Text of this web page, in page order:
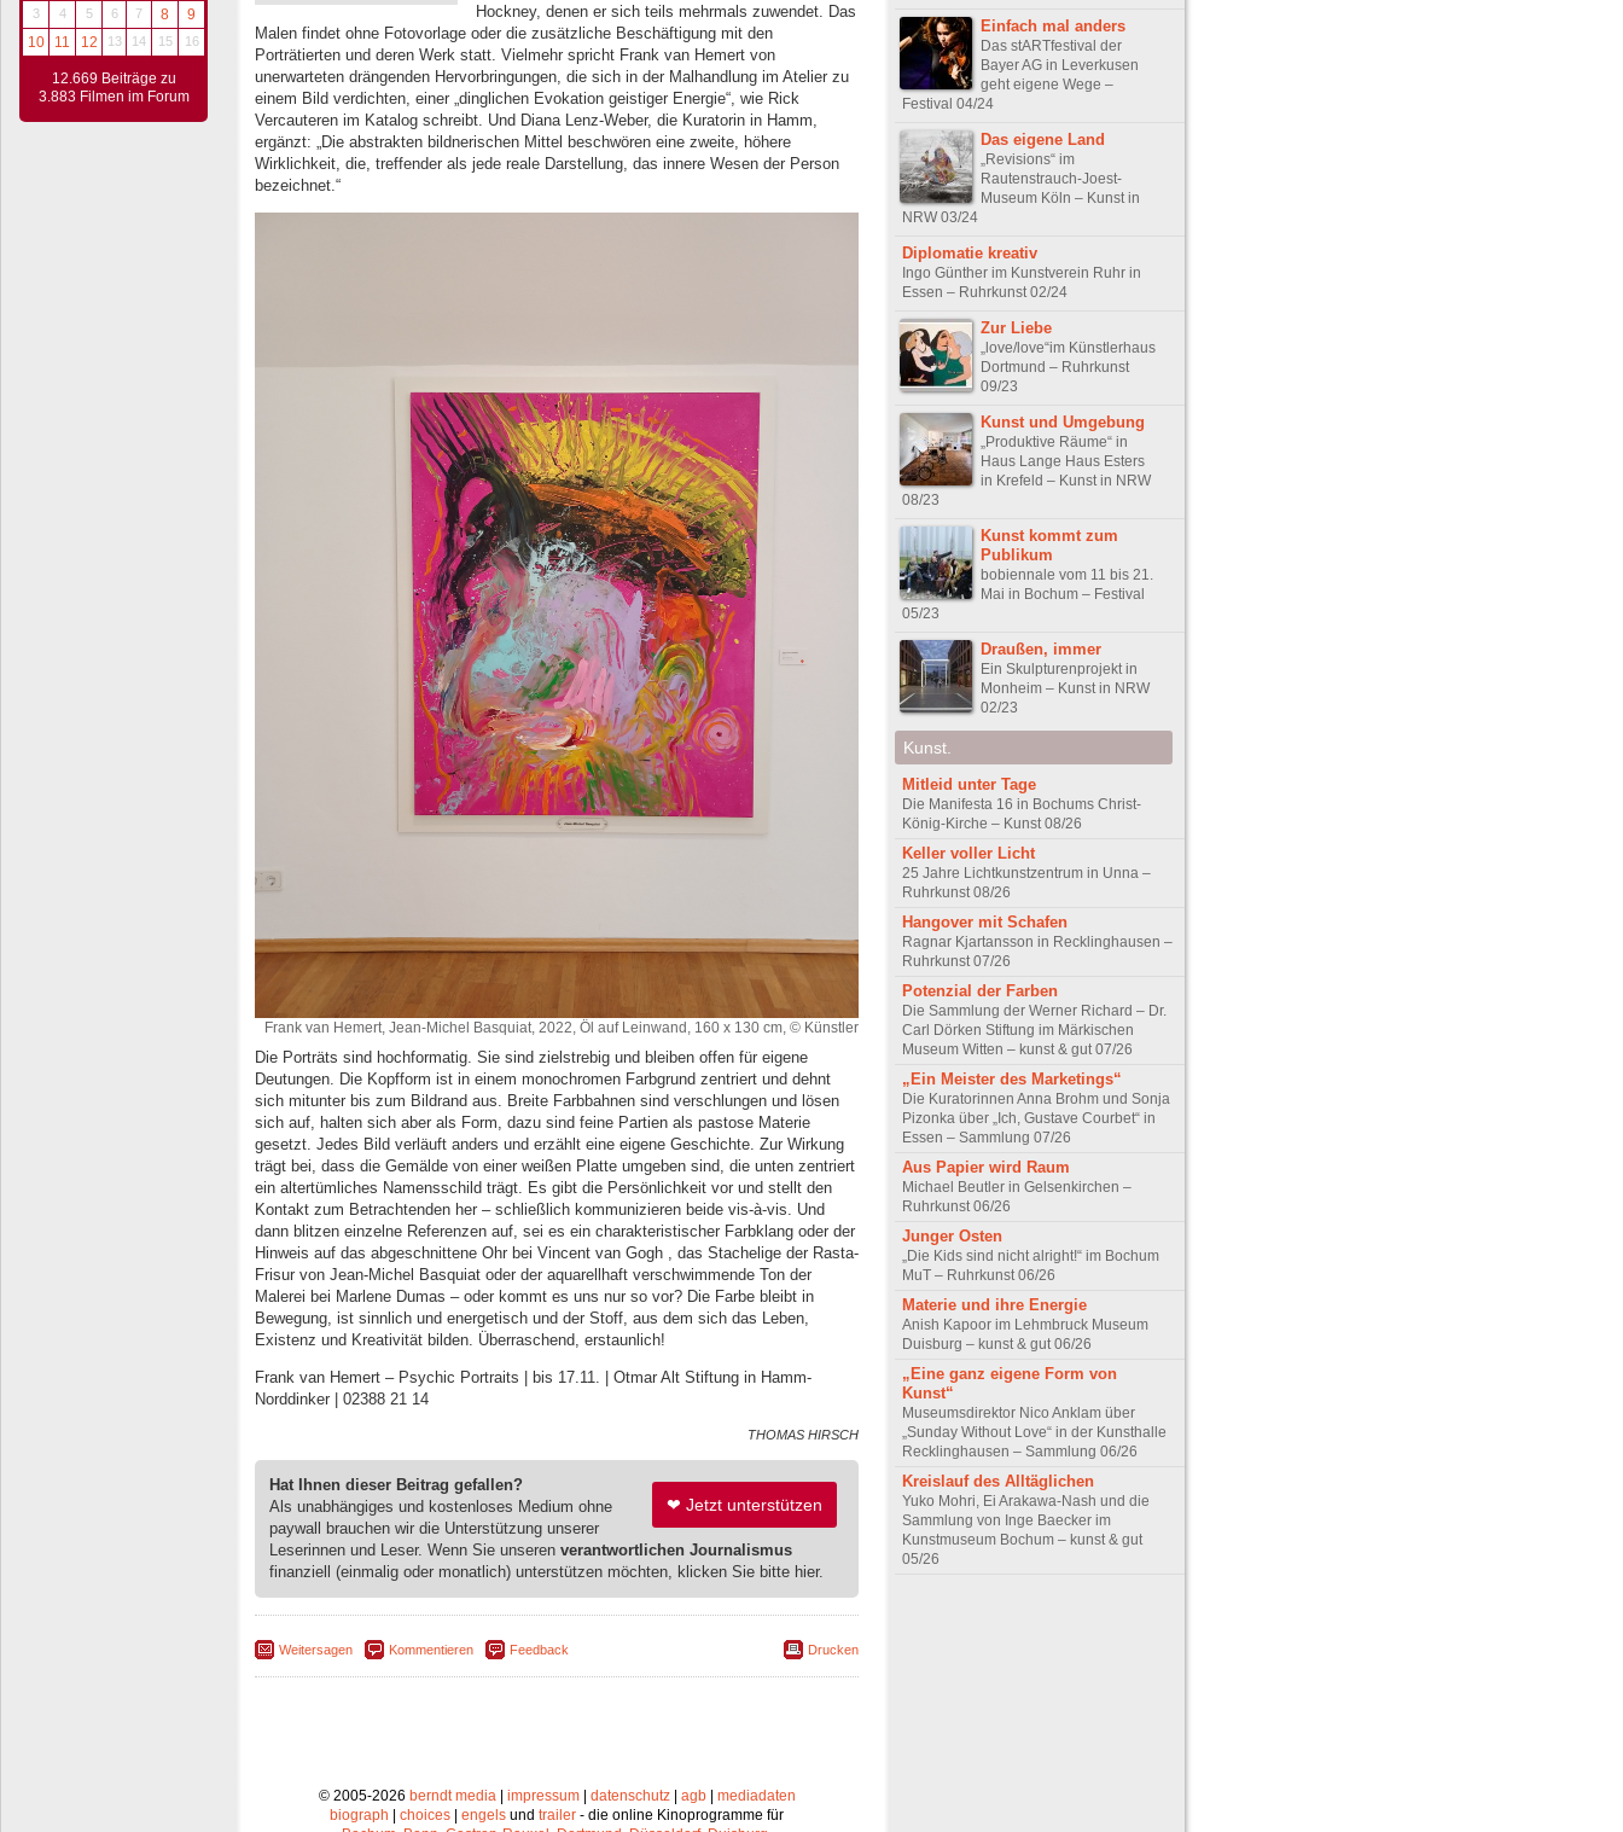
3
4 5 6 7 8
9
10
11 12 13 14 15 16
12.669 Beiträge zu
3.883 Filmen im Forum
Hockney, denen er sich teils mehrmals zuwendet. Das
Malen findet ohne Fotovorlage oder die zusätzliche Beschäftigung mit den
Porträtierten und deren Werk statt. Vielmehr spricht Frank van Hemert von
unerwarteten drängenden Hervorbringungen, die sich in der Malhandlung im Atelier zu
einem Bild verdichten, einer „dinglichen Evokation geistiger Energie“, wie Rick
Vercauteren im Katalog schreibt. Und Diana Lenz-Weber, die Kuratorin in Hamm,
ergänzt: „Die abstrakten bildnerischen Mittel beschwören eine zweite, höhere
Wirklichkeit, die, treffender als jede reale Darstellung, das innere Wesen der Person
bezeichnet.“
Frank van Hemert, Jean-Michel Basquiat, 2022, Öl auf Leinwand, 160 x 130 cm, © Künstler
Die Porträts sind hochformatig. Sie sind zielstrebig und bleiben offen für eigene
Deutungen. Die Kopfform ist in einem monochromen Farbgrund zentriert und dehnt
sich mitunter bis zum Bildrand aus. Breite Farbbahnen sind verschlungen und lösen
sich auf, halten sich aber als Form, dazu sind feine Partien als pastose Materie
gesetzt. Jedes Bild verläuft anders und erzählt eine eigene Geschichte. Zur Wirkung
trägt bei, dass die Gemälde von einer weißen Platte umgeben sind, die unten zentriert
ein altertümliches Namensschild trägt. Es gibt die Persönlichkeit vor und stellt den
Kontakt zum Betrachtenden her – schließlich kommunizieren beide vis-à-vis. Und
dann blitzen einzelne Referenzen auf, sei es ein charakteristischer Farbklang oder der
Hinweis auf das abgeschnittene Ohr bei Vincent van Gogh , das Stachelige der Rasta-
Frisur von Jean-Michel Basquiat oder der aquarellhaft verschwimmende Ton der
Malerei bei Marlene Dumas – oder kommt es uns nur so vor? Die Farbe bleibt in
Bewegung, ist sinnlich und energetisch und der Stoff, aus dem sich das Leben,
Existenz und Kreativität bilden. Überraschend, erstaunlich!
Frank van Hemert – Psychic Portraits | bis 17.11. | Otmar Alt Stiftung in Hamm-
Norddinker | 02388 21 14
THOMAS HIRSCH
❤ Jetzt unterstützen
Hat Ihnen dieser Beitrag gefallen?
Als unabhängiges und kostenloses Medium ohne
paywall brauchen wir die Unterstützung unserer
Leserinnen und Leser. Wenn Sie unseren verantwortlichen Journalismus
finanziell (einmalig oder monatlich) unterstützen möchten, klicken Sie bitte hier.
Weitersagen Kommentieren Feedback Drucken
Einfach mal anders
Das stARTfestival der
Bayer AG in Leverkusen
geht eigene Wege –
Festival 04/24
Das eigene Land
„Revisions“ im
Rautenstrauch-Joest-
Museum Köln – Kunst in
NRW 03/24
Diplomatie kreativ
Ingo Günther im Kunstverein Ruhr in
Essen – Ruhrkunst 02/24
Zur Liebe
„love/love“im Künstlerhaus
Dortmund – Ruhrkunst
09/23
Kunst und Umgebung
„Produktive Räume“ in
Haus Lange Haus Esters
in Krefeld – Kunst in NRW
08/23
Kunst kommt zum
Publikum
bobiennale vom 11 bis 21.
Mai in Bochum – Festival
05/23
Draußen, immer
Ein Skulpturenprojekt in
Monheim – Kunst in NRW
02/23
Kunst.
Mitleid unter Tage
Die Manifesta 16 in Bochums Christ-
König-Kirche – Kunst 08/26
Keller voller Licht
25 Jahre Lichtkunstzentrum in Unna –
Ruhrkunst 08/26
Hangover mit Schafen
Ragnar Kjartansson in Recklinghausen –
Ruhrkunst 07/26
Potenzial der Farben
Die Sammlung der Werner Richard – Dr.
Carl Dörken Stiftung im Märkischen
Museum Witten – kunst & gut 07/26
„Ein Meister des Marketings“
Die Kuratorinnen Anna Brohm und Sonja
Pizonka über „Ich, Gustave Courbet“ in
Essen – Sammlung 07/26
Aus Papier wird Raum
Michael Beutler in Gelsenkirchen –
Ruhrkunst 06/26
Junger Osten
„Die Kids sind nicht alright!“ im Bochum
MuT – Ruhrkunst 06/26
Materie und ihre Energie
Anish Kapoor im Lehmbruck Museum
Duisburg – kunst & gut 06/26
„Eine ganz eigene Form von
Kunst“
Museumsdirektor Nico Anklam über
„Sunday Without Love“ in der Kunsthalle
Recklinghausen – Sammlung 06/26
Kreislauf des Alltäglichen
Yuko Mohri, Ei Arakawa-Nash und die
Sammlung von Inge Baecker im
Kunstmuseum Bochum – kunst & gut
05/26
© 2005-2026 berndt media | impressum| datenschutz| agb| mediadaten
biograph | choices | engels und trailer - die online Kinoprogramme für